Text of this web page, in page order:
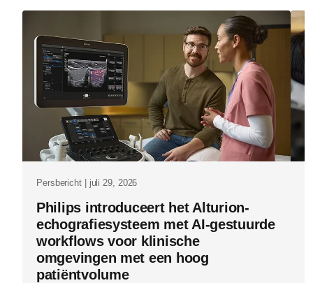
een-
mri-
net-
zo-
belangrijk-
is-
zijn-
Persbericht | juli 29, 2026
Philips introduceert het Alturion-
echografiesysteem met AI-gestuurde
workflows voor klinische
omgevingen met een hoog
patiëntvolume